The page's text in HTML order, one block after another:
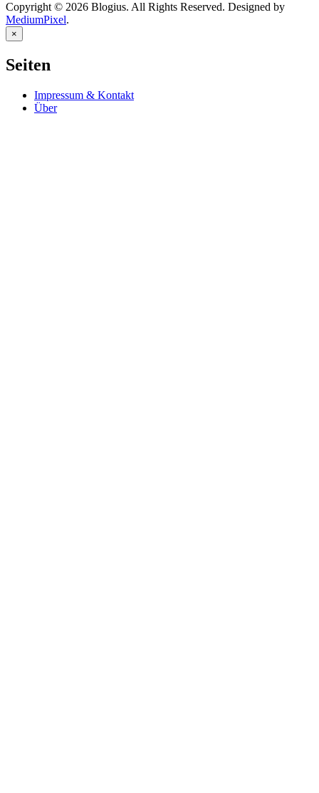
Copyright © 2026 Blogius. All Rights Reserved. Designed by
MediumPixel.
×
Seiten
Impressum & Kontakt
Über